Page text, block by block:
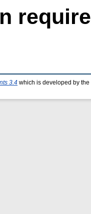
3.4 which is developed by the